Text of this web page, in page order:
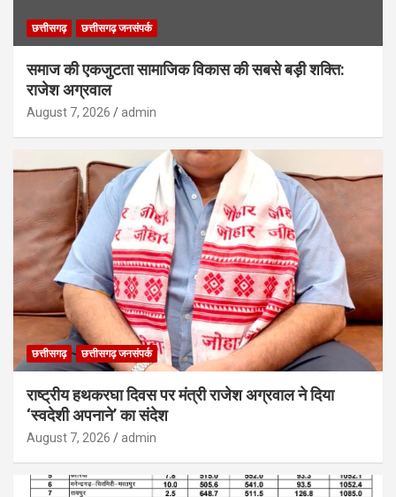
छत्तीसगढ़ छत्तीसगढ़ जनसंपर्क
समाज की एकजुटता सामाजिक विकास की सबसे बड़ी शक्ति:
राजेश अग्रवाल
August 7, 2026 admin
छत्तीसगढ़ छत्तीसगढ़ जनसंपर्क
राष्ट्रीय हथकरघा दिवस पर मंत्री राजेश अग्रवाल ने दिया
‘स्वदेशी अपनाने’ का संदेश
August 7, 2026 admin